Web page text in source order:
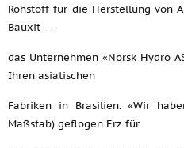
Rohstoff für die Herstellung von
Bauxit —
das Unternehmen «Norsk Hydro
Ihren asiatischen
Fabriken in Brasilien. «Wir
Maßstab) geflogen Erz für